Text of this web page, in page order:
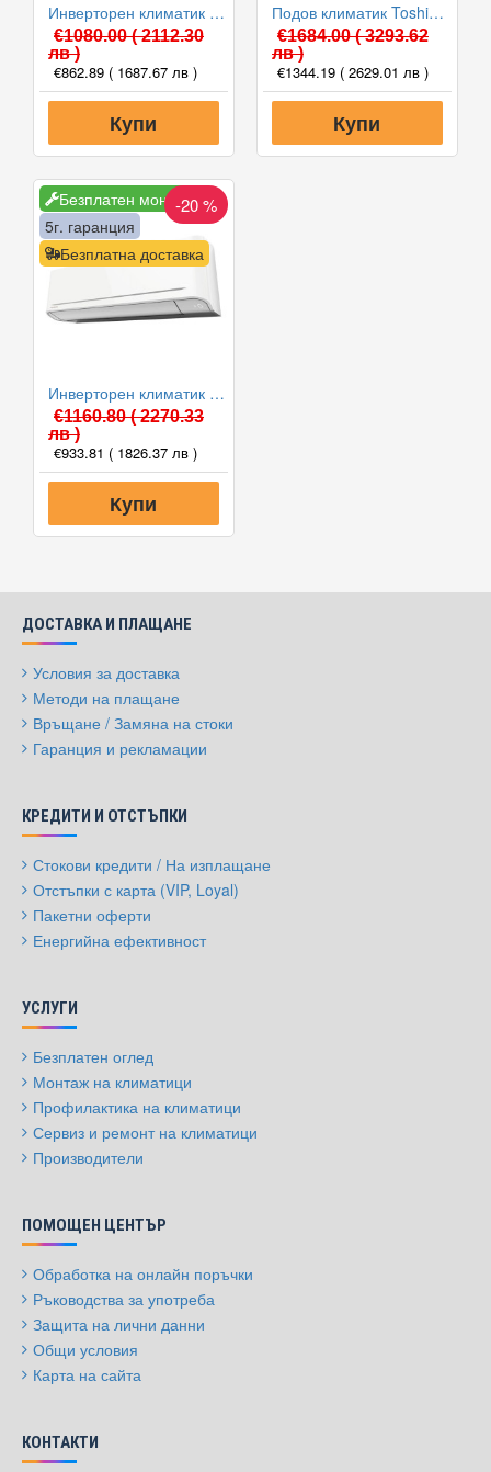
Инверторен климатик Toshiba RAS-B10E2KVG-E/RAS-10E2AVG-E YUKAI, 10000 BTU, Клас A++
€1080.00( 2112.30
лв )
€862.89 ( 1687.67 лв )
Купи
Подов климатик Toshiba RAS-B10J2FVG-E/RAS-10J2AVSG-E BI-FLOW, 10000 BTU, Клас A++
€1684.00( 3293.62
лв )
€1344.19 ( 2629.01 лв )
Купи
Безплатен монтаж
Безплатна доставка
5г. гаранция
-20 %
Инверторен климатик Toshiba RAS-B13E2KVG-E/RAS-13E2AVG-E YUKAI, 13000 BTU, Клас A++
€1160.80( 2270.33
лв )
€933.81 ( 1826.37 лв )
Купи
ДОСТАВКА И ПЛАЩАНЕ
Условия за доставка
Методи на плащане
Връщане / Замяна на стоки
Гаранция и рекламации
КРЕДИТИ И ОТСТЪПКИ
Стокови кредити / На изплащане
Отстъпки с карта (VIP, Loyal)
Пакетни оферти
Енергийна ефективност
УСЛУГИ
Безплатен оглед
Монтаж на климатици
Профилактика на климатици
Сервиз и ремонт на климатици
Производители
ПОМОЩЕН ЦЕНТЪР
Обработка на онлайн поръчки
Ръководства за употреба
Защита на лични данни
Общи условия
Карта на сайта
КОНТАКТИ